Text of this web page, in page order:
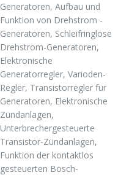
Generatoren, Aufbau und
Funktion von Drehstrom -
Generatoren, Schleifringlose
Drehstrom-Generatoren,
Elektronische
Generatorregler, Varioden-
Regler, Transistorregler für
Generatoren, Elektronische
Zündanlagen,
Unterbrechergesteuerte
Transistor-Zündanlagen,
Funktion der kontaktlos
gesteuerten Bosch-